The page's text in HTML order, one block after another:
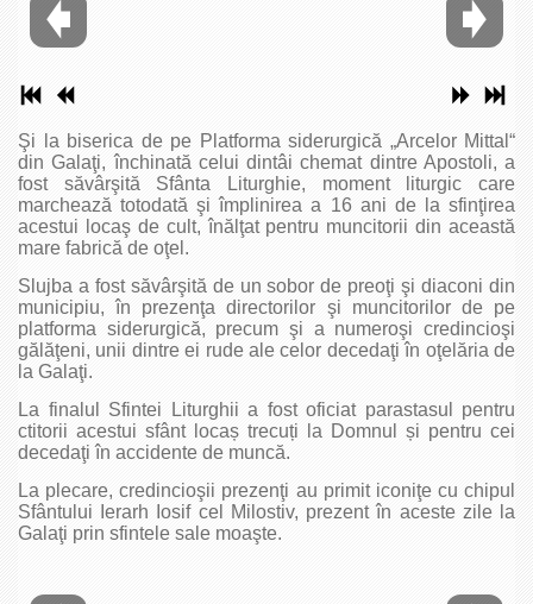
Şi la biserica de pe Platforma siderurgică „Arcelor Mittal“
din Galaţi, închinată celui dintâi chemat dintre Apostoli, a
fost săvârşită Sfânta Liturghie, moment liturgic care
marchează totodată şi împlinirea a 16 ani de la sfinţirea
acestui locaş de cult, înălţat pentru muncitorii din această
mare fabrică de oţel.
Slujba a fost săvârşită de un sobor de preoţi şi diaconi din
municipiu, în prezenţa directorilor şi muncitorilor de pe
platforma siderurgică, precum şi a numeroşi credincioşi
gălăţeni, unii dintre ei rude ale celor decedaţi în oţelăria de
la Galaţi.
La finalul Sfintei Liturghii a fost oficiat parastasul pentru
ctitorii acestui sfânt locaș trecuți la Domnul și pentru cei
decedaţi în accidente de muncă.
La plecare, credincioşii prezenţi au primit iconiţe cu chipul
Sfântului Ierarh Iosif cel Milostiv, prezent în aceste zile la
Galaţi prin sfintele sale moaşte.